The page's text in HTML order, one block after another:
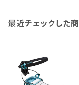
最近チェックした